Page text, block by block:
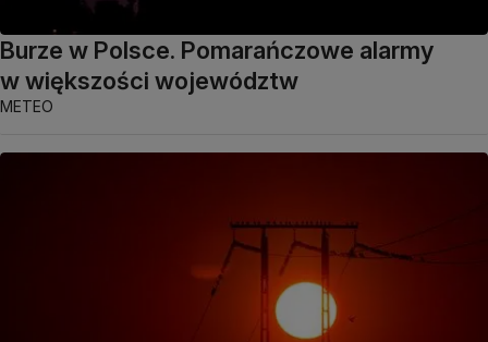
Burze w Polsce. Pomarańczowe alarmy
w większości województw
METEO